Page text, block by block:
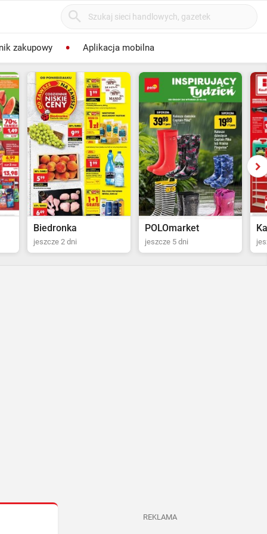
zakupowy Aplikacja mobilna
POLOmarket
jeszcze 5 dni
Kaufland
jeszcze 13 dni
REKLAMA